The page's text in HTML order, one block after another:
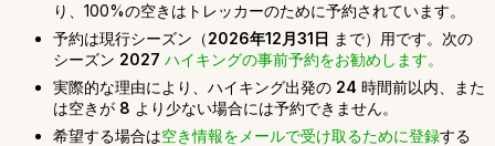
り、100%の空きはトレッカーのために予約されています。
予約は現行シーズン（2026年12月31日 まで）用です。次の
シーズン 2027 ハイキングの事前予約をお勧めします。
実際的な理由により、ハイキング出発の 24 時間前以内、また
は空きが 8 より少ない場合には予約できません。
希望する場合は空き情報をメールで受け取るために登録する